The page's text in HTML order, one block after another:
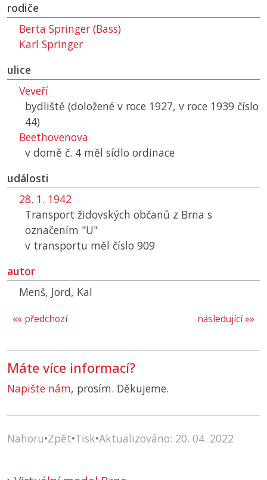
rodiče
Berta Springer (Bass)
Karl Springer
ulice
Veveří
bydliště (doložené v roce 1927, v roce 1939 číslo
44)
Beethovenova
v domě č. 4 měl sídlo ordinace
události
28. 1. 1942
Transport židovských občanů z Brna s
označením "U"
v transportu měl číslo 909
autor
Menš, Jord, Kal
následující »»
«« předchozí
Máte více informací?
Napište nám, prosím. Děkujeme.
Nahoru•Zpět•Tisk•Aktualizováno: 20. 04. 2022